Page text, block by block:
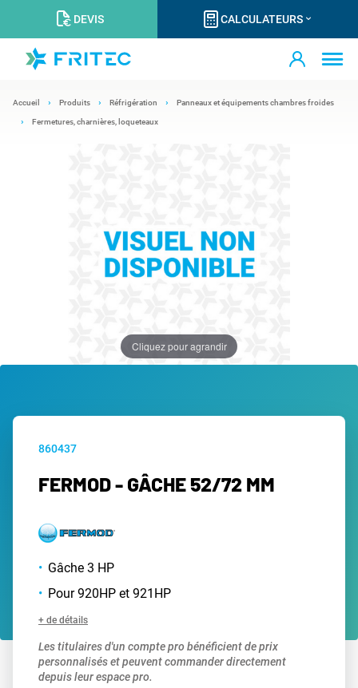
DEVIS CALCULATEURS
Accueil Produits Réfrigération Panneaux et équipements chambres froides
Fermetures, charnières, loqueteaux
Cliquez pour agrandir
860437
FERMOD - GÂCHE 52/72 MM
Gâche 3 HP
Pour 920HP et 921HP
+ de détails
Les titulaires d'un compte pro bénéficient de prix
personnalisés et peuvent commander directement
depuis leur espace pro.